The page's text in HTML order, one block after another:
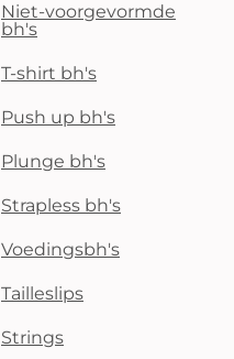
Niet-voorgevormde
bh's
T-shirt bh's
Push up bh's
Plunge bh's
Strapless bh's
Voedingsbh's
Tailleslips
Strings